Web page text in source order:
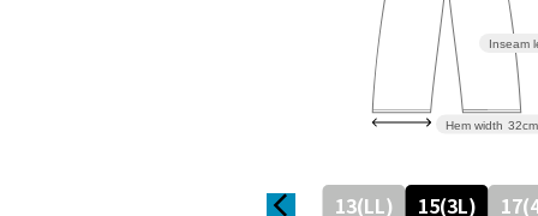
Inseam
Hem width 32cm
13(LL) 15(3L)